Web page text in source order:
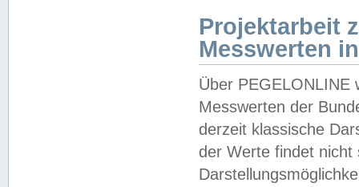
Projektarbeit
Messwerten
Über PEGELONLINE
Messwerten der
derzeit klassische
der Werte findet